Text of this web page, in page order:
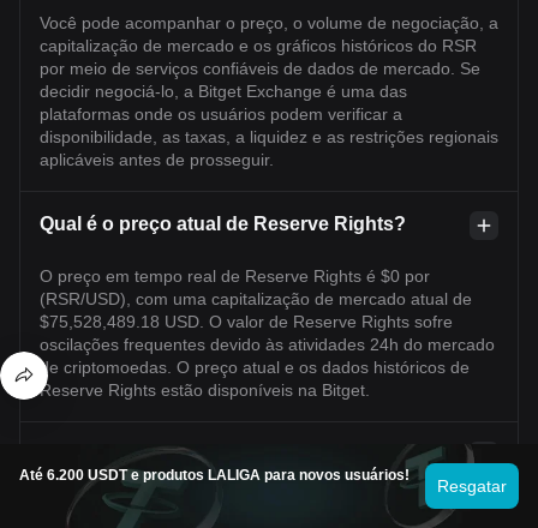
Você pode acompanhar o preço, o volume de negociação, a
capitalização de mercado e os gráficos históricos do RSR
por meio de serviços confiáveis de dados de mercado. Se
decidir negociá-lo, a Bitget Exchange é uma das
plataformas onde os usuários podem verificar a
disponibilidade, as taxas, a liquidez e as restrições regionais
aplicáveis antes de prosseguir.
Qual é o preço atual de Reserve Rights?
O preço em tempo real de Reserve Rights é $0 por
(RSR/USD), com uma capitalização de mercado atual de
$75,528,489.18 USD. O valor de Reserve Rights sofre
oscilações frequentes devido às atividades 24h do mercado
de criptomoedas. O preço atual e os dados históricos de
Reserve Rights estão disponíveis na Bitget.
Qual é o volume de trading em 24 horas de
Reserve Rights?
Nas últimas 24 horas, o volume de trading de Reserve
Até 6.200 USDT e produtos LALIGA para novos usuários!
Resgatar